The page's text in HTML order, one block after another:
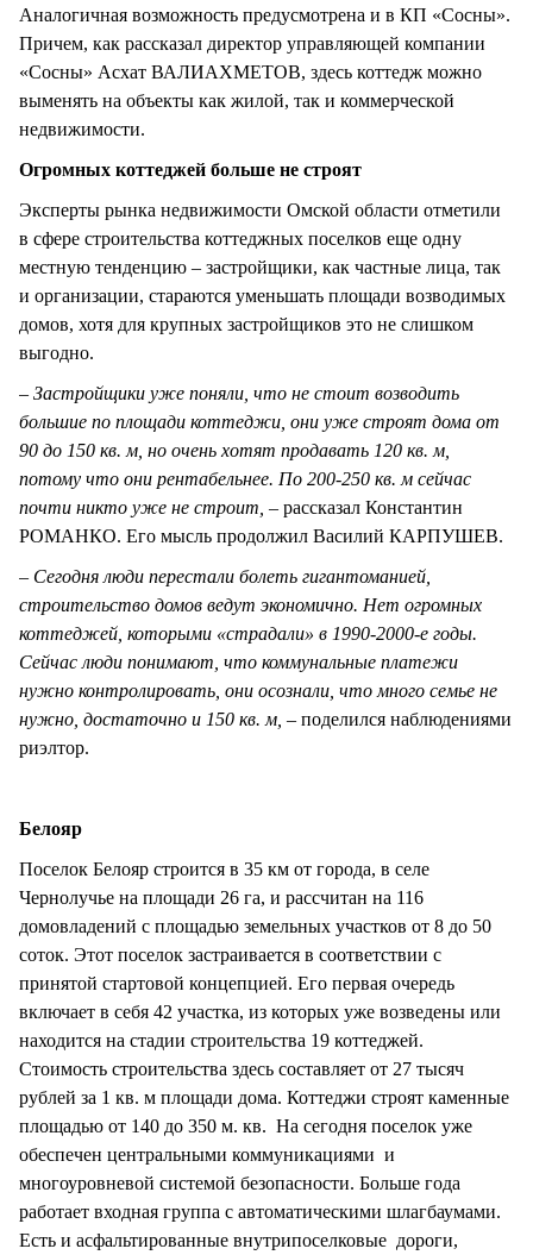
Аналогичная возможность предусмотрена и в КП «Сосны».
Причем, как рассказал директор управляющей компании
«Сосны» Асхат ВАЛИАХМЕТОВ, здесь коттедж можно
выменять на объекты как жилой, так и коммерческой
недвижимости.
Огромных коттеджей больше не строят
Эксперты рынка недвижимости Омской области отметили
в сфере строительства коттеджных поселков еще одну
местную тенденцию – застройщики, как частные лица, так
и организации, стараются уменьшать площади возводимых
домов, хотя для крупных застройщиков это не слишком
выгодно.
– Застройщики уже поняли, что не стоит возводить
большие по площади коттеджи, они уже строят дома от
90 до 150 кв. м, но очень хотят продавать 120 кв. м,
потому что они рентабельнее. По 200-250 кв. м сейчас
почти никто уже не строит, – рассказал Константин
РОМАНКО. Его мысль продолжил Василий КАРПУШЕВ.
– Сегодня люди перестали болеть гигантоманией,
строительство домов ведут экономично. Нет огромных
коттеджей, которыми «страдали» в 1990-2000-е годы.
Сейчас люди понимают, что коммунальные платежи
нужно контролировать, они осознали, что много семье не
нужно, достаточно и 150 кв. м, – поделился наблюдениями
риэлтор.
Белояр
Поселок Белояр строится в 35 км от города, в селе
Чернолучье на площади 26 га, и рассчитан на 116
домовладений с площадью земельных участков от 8 до 50
соток. Этот поселок застраивается в соответствии с
принятой стартовой концепцией. Его первая очередь
включает в себя 42 участка, из которых уже возведены или
находится на стадии строительства 19 коттеджей.
Стоимость строительства здесь составляет от 27 тысяч
рублей за 1 кв. м площади дома. Коттеджи строят каменные
площадью от 140 до 350 м. кв. На сегодня поселок уже
обеспечен центральными коммуникациями и
многоуровневой системой безопасности. Больше года
работает входная группа с автоматическими шлагбаумами.
Есть и асфальтированные внутрипоселковые дороги,